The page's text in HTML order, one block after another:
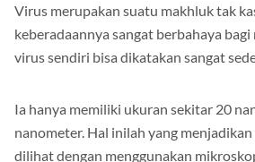
Virus merupakan suatu makhluk tak
keberadaannya sangat berbahaya
virus sendiri bisa dikatakan sangat
Ia hanya memiliki ukuran sekitar 20
nanometer. Hal inilah yang
dilihat dengan menggunakan